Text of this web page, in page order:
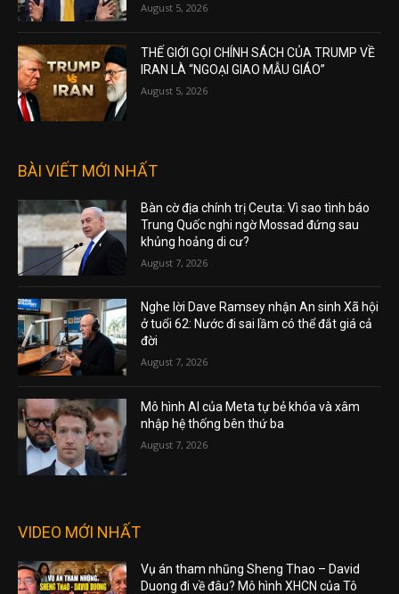
August 5, 2026
THẾ GIỚI GỌI CHÍNH SÁCH CỦA TRUMP VỀ
IRAN LÀ “NGOẠI GIAO MẪU GIÁO”
August 5, 2026
BÀI VIẾT MỚI NHẤT
Bàn cờ địa chính trị Ceuta: Vì sao tình báo
Trung Quốc nghi ngờ Mossad đứng sau
khủng hoảng di cư?
August 7, 2026
Nghe lời Dave Ramsey nhận An sinh Xã hội
ở tuổi 62: Nước đi sai lầm có thể đắt giá cả
đời
August 7, 2026
Mô hình AI của Meta tự bẻ khóa và xâm
nhập hệ thống bên thứ ba
August 7, 2026
VIDEO MỚI NHẤT
Vụ án tham nhũng Sheng Thao – David
Duong đi về đâu? Mô hình XHCN của Tô